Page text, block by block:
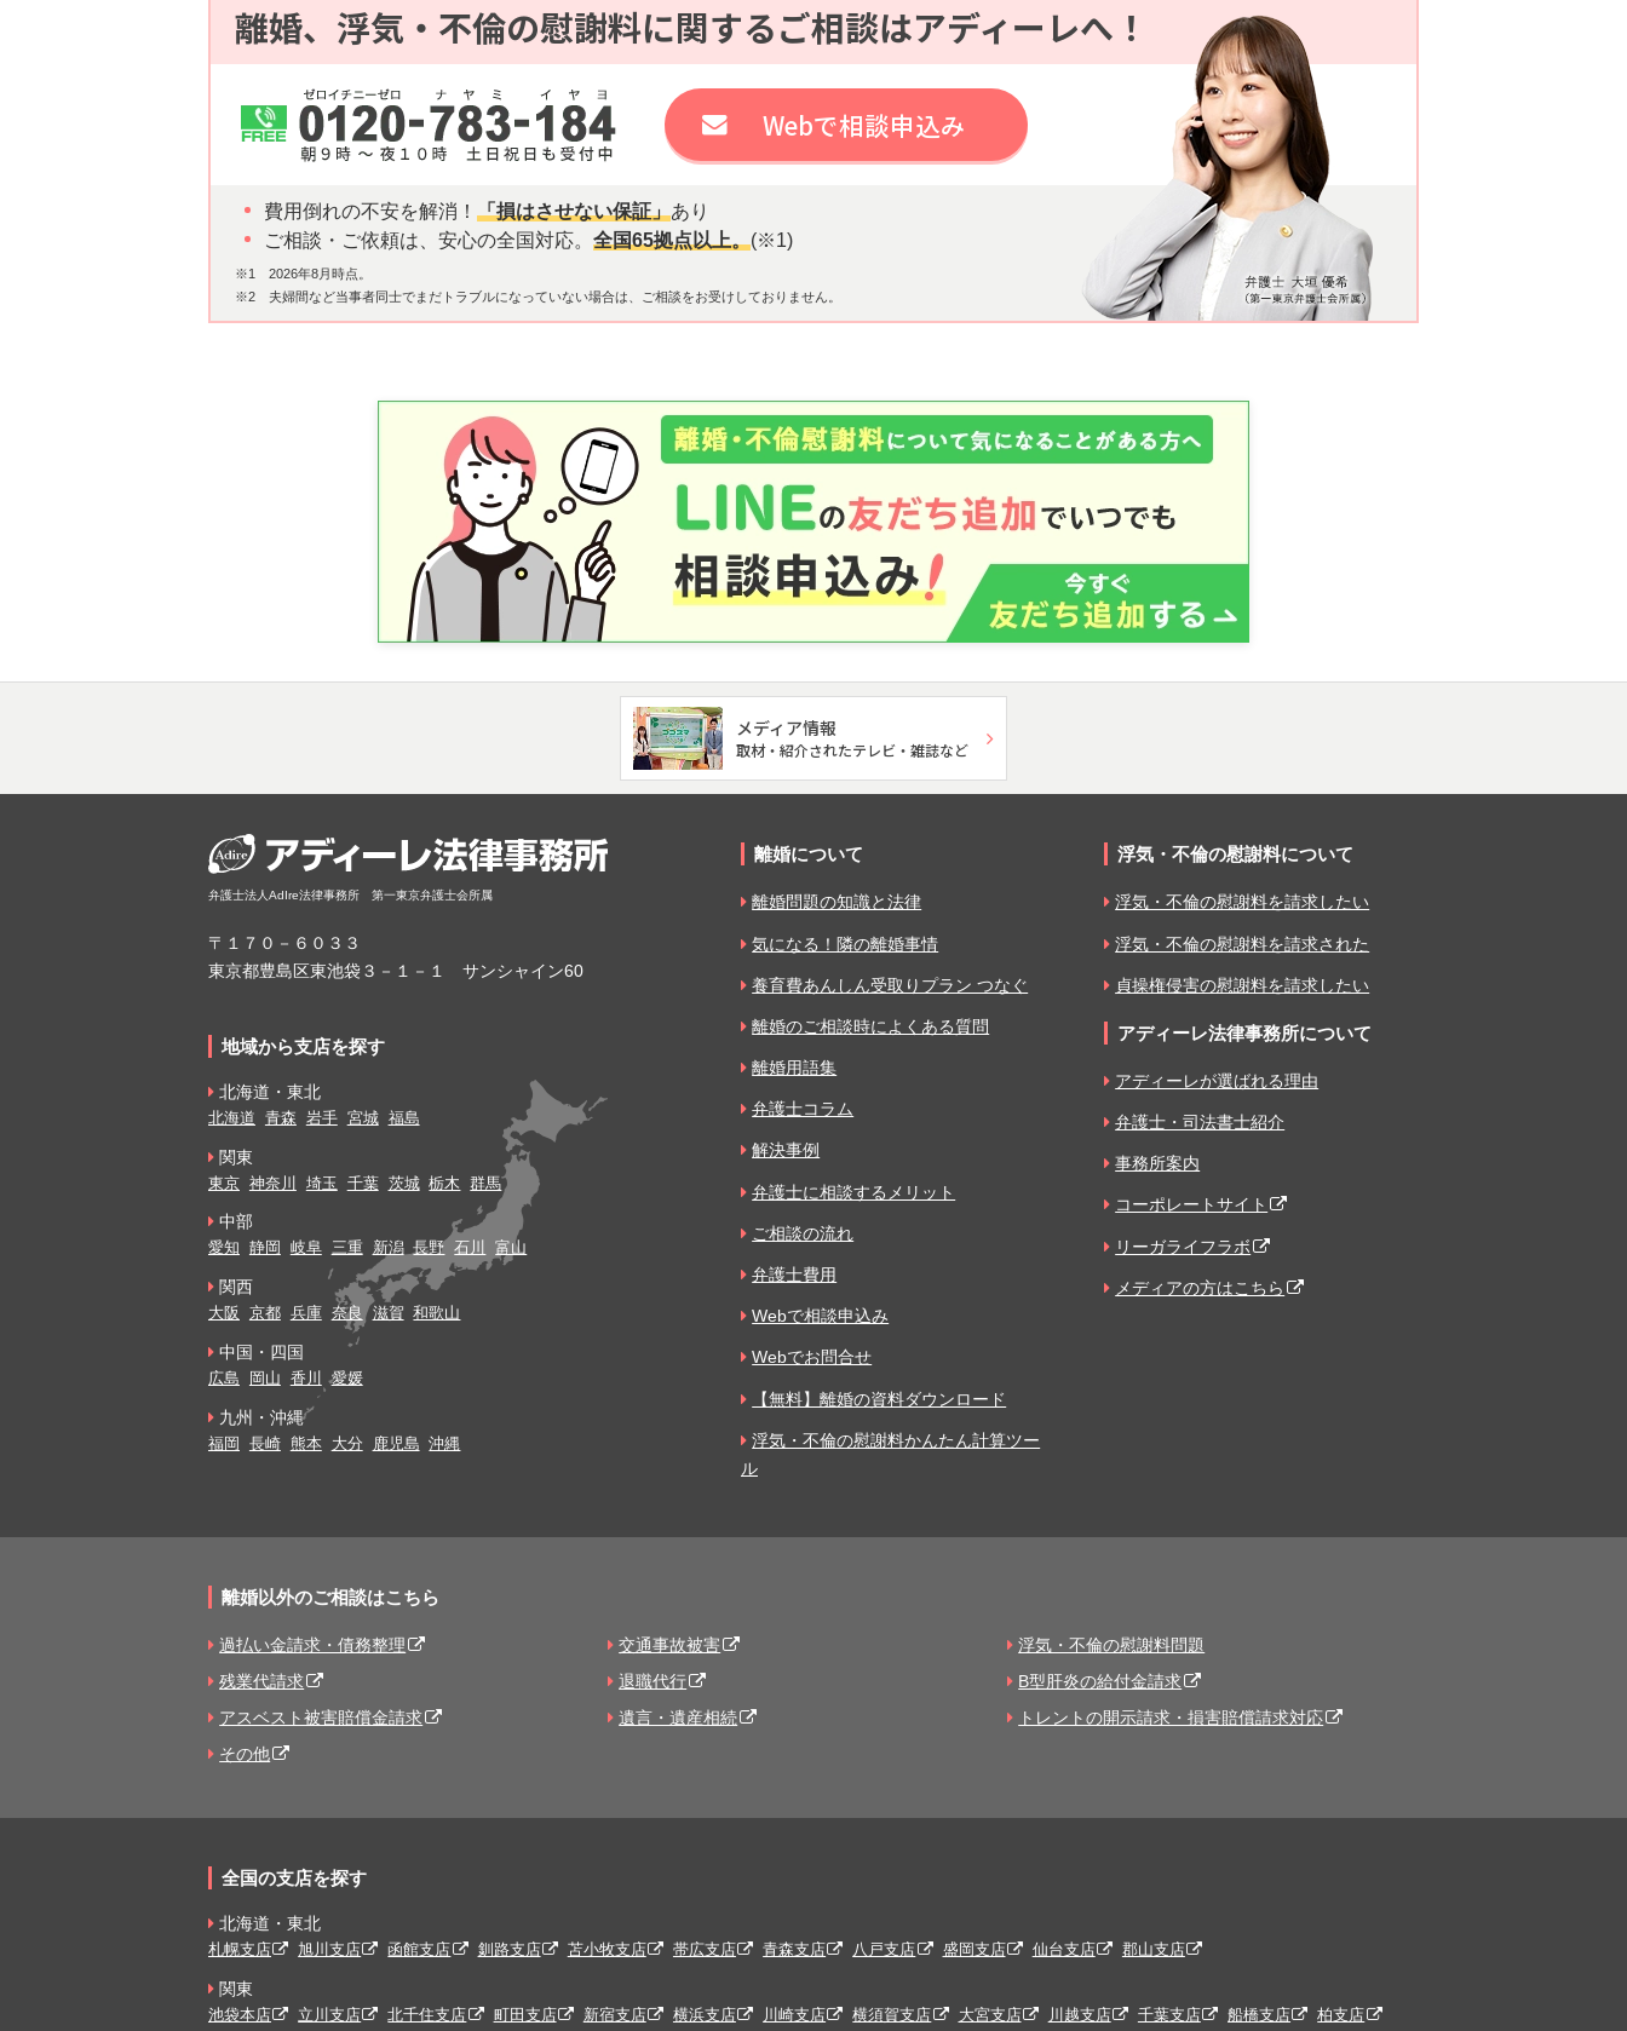
離婚、浮気・不倫の慰謝料に関するご相談はアディーレへ！
Webで相談申込み
費用倒れの不安を解消！ 「損はさせない保証」あり
ご相談・ご依頼は、安心の全国対応。 全国65拠点以上。(※1)
※1 2026年8月時点。
※2 夫婦間など当事者同士でまだトラブルになっていない場合は、ご相談をお受けしておりません。
メディア情報
取材・紹介されたテレビ・雑誌など
離婚について
離婚問題の知識と法律
気になる！隣の離婚事情
養育費あんしん受取りプラン つなぐ
離婚のご相談時によくある質問
離婚用語集
弁護士コラム
解決事例
弁護士に相談するメリット
ご相談の流れ
弁護士費用
Webで相談申込み
Webでお問合せ
【無料】離婚の資料ダウンロード
浮気・不倫の慰謝料かんたん計算ツー
ル
浮気・不倫の慰謝料について
浮気・不倫の慰謝料を請求したい
浮気・不倫の慰謝料を請求された
貞操権侵害の慰謝料を請求したい
アディーレ法律事務所について
アディーレが選ばれる理由
弁護士・司法書士紹介
事務所案内
コーポレートサイト
リーガライフラボ
メディアの方はこちら
弁護士法人AdIre法律事務所 第一東京弁護士会所属
〒１７０－６０３３
東京都豊島区東池袋３－１－１ サンシャイン60
地域から支店を探す
北海道・東北
北海道 青森 岩手 宮城 福島
関東
東京 神奈川 埼玉 千葉 茨城 栃木 群馬
中部
愛知 静岡 岐阜 三重 新潟 長野 石川 富山
関西
大阪 京都 兵庫 奈良 滋賀 和歌山
中国・四国
広島 岡山 香川 愛媛
九州・沖縄
福岡 長崎 熊本 大分 鹿児島 沖縄
離婚以外のご相談はこちら
過払い金請求・債務整理 交通事故被害
浮気・不倫の慰謝料問題
残業代請求
退職代行
B型肝炎の給付金請求
アスベスト被害賠償金請求
遺言・遺産相続
トレントの開示請求・損害賠償請求対応
その他
全国の支店を探す
北海道・東北
札幌支店 旭川支店 函館支店 釧路支店 苫小牧支店 帯広支店 青森支店 八戸支店 盛岡支店 仙台支店 郡山支店
関東
池袋本店 立川支店 北千住支店 町田支店 新宿支店 横浜支店 川崎支店 横須賀支店 大宮支店 川越支店 千葉支店 船橋支店 柏支店